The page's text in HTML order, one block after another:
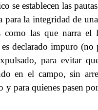
establecen las
para la integridad de
como las que narra
declarado impuro (no
para evitar
en el campo, sin
para quienes pasen